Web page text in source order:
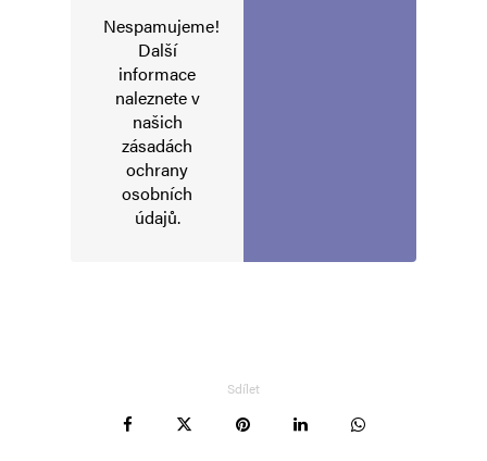
Uložit do prohlížeče jméno, e-mail a webovou stránku pro budoucí
Nespamujeme!
Další
informace
naleznete v
našich
zásadách
ochrany
osobních
údajů.
Sdílet